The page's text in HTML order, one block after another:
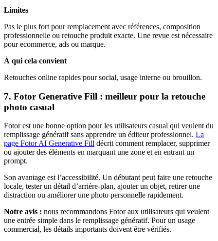
Limites
Pas le plus fort pour remplacement avec références, composition
professionnelle ou retouche produit exacte. Une revue est nécessaire
pour ecommerce, ads ou marque.
À qui cela convient
Retouches online rapides pour social, usage interne ou brouillon.
7. Fotor Generative Fill : meilleur pour la retouche
photo casual
Fotor est une bonne option pour les utilisateurs casual qui veulent du
remplissage génératif sans apprendre un éditeur professionnel. La
page Fotor AI Generative Fill décrit comment remplacer, supprimer
ou ajouter des éléments en marquant une zone et en entrant un
prompt.
Son avantage est l’accessibilité. Un débutant peut faire une retouche
locale, tester un détail d’arrière-plan, ajouter un objet, retirer une
distraction ou améliorer une photo personnelle rapidement.
Notre avis : nous recommandons Fotor aux utilisateurs qui veulent
une entrée simple dans le remplissage génératif. Pour un usage
commercial, les détails importants doivent être vérifiés.